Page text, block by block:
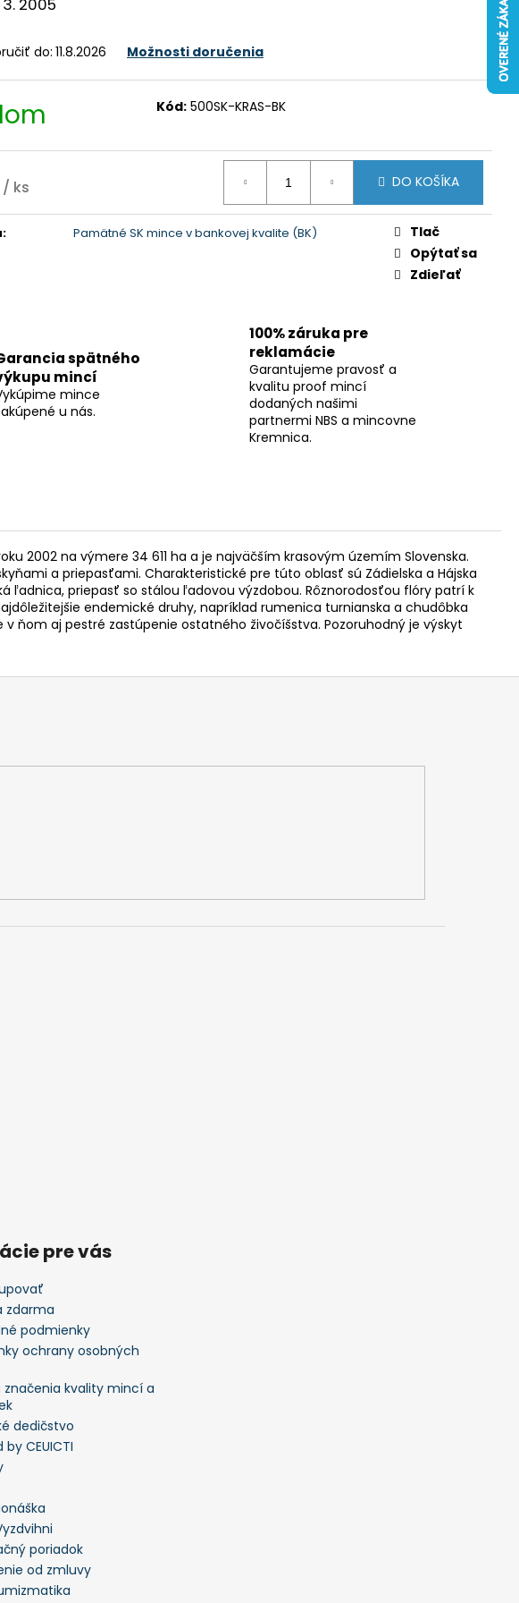
do: 11.8.2026 Možnosti doručenia
Kód: 500SK-KRAS-BK
/ ks DO KOŠÍKA
: Pamätné SK mince v bankovej kvalite (BK)
Tlač
Opýtať sa
Zdieľať
spätného
mincí
mince
u nás.
100% záruka pre
reklamácie
Garantujeme pravosť a
kvalitu proof mincí
dodaných našimi
partnermi NBS a mincovne
Kremnica.
2002 na výmere 34 611 ha a je najväčším krasovým územím Slovenska.
a priepasťami. Charakteristické pre túto oblasť sú Zádielska a Hájska
ľadnica, priepasť so stálou ľadovou výzdobou. Rôznorodosťou flóry patrí k
endemické druhy, napríklad rumenica turnianska a chudôbka
ňom aj pestré zastúpenie ostatného živočíšstva. Pozoruhodný je výskyt
pre vás
zdarma
podmienky
ochrany osobných
značenia kvality mincí a
dedičstvo
by CEUICTI
poriadok
od zmluvy